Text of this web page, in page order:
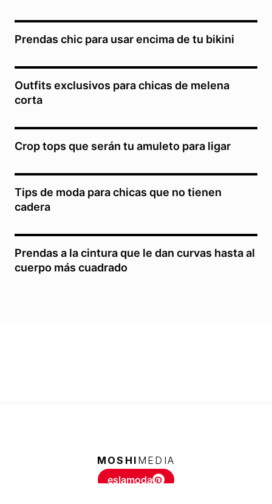
Prendas chic para usar encima de tu bikini
Outfits exclusivos para chicas de melena
corta
Crop tops que serán tu amuleto para ligar
Tips de moda para chicas que no tienen
cadera
Prendas a la cintura que le dan curvas hasta al
cuerpo más cuadrado
MOSHI MEDIA
eslamoda